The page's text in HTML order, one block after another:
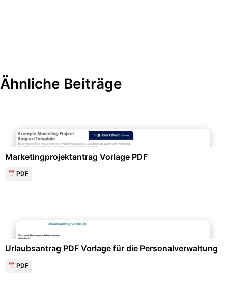
Ähnliche Beiträge
Marketingprojektantrag Vorlage PDF
PDF
Urlaubsantrag PDF Vorlage für die Personalverwaltung
PDF